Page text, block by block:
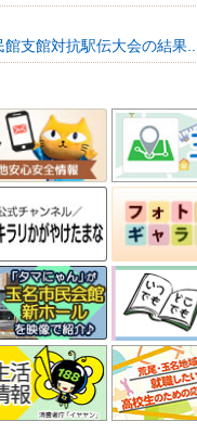
支館対抗駅伝大会の結果...